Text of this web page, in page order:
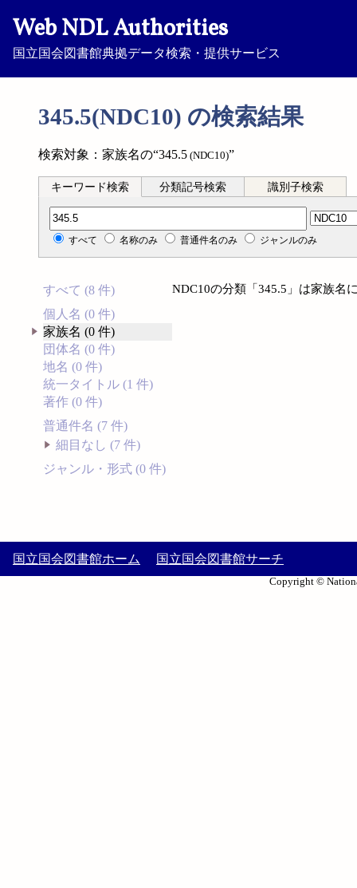
Web NDL Authorities
国立国会図書館典拠データ検索・提供サービス
345.5(NDC10) の検索結果
検索対象：家族名の“345.5 (NDC10)”
キーワード検索 分類記号検索 識別子検索
分類記号検索
すべて 名称のみ 普通件名のみ ジャンルのみ
すべて (8 件)
個人名 (0 件)
家族名 (0 件)
団体名 (0 件)
地名 (0 件)
統一タイトル (1 件)
著作 (0 件)
普通件名 (7 件)
細目なし (7 件)
ジャンル・形式 (0 件)
NDC10の分類「345.5」は家族名
国立国会図書館ホーム 国立国会図書館サーチ
Copyright ©